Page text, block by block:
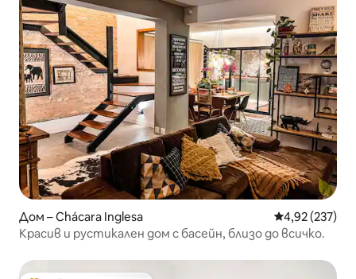
Дом – Chácara Inglesa Средна
4,92 (237)
Красив и рустикален дом с басейн, близо до всичко.